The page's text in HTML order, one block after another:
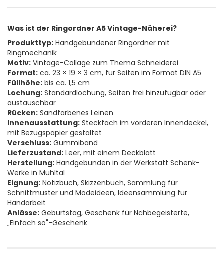
Was ist der Ringordner A5 Vintage-Näherei?
Produkttyp: Handgebundener Ringordner mit
Ringmechanik
Motiv: Vintage-Collage zum Thema Schneiderei
Format: ca. 23 × 19 × 3 cm, für Seiten im Format DIN A5
Füllhöhe: bis ca. 1,5 cm
Lochung: Standardlochung, Seiten frei hinzufügbar oder
austauschbar
Rücken: Sandfarbenes Leinen
Innenausstattung: Steckfach im vorderen Innendeckel,
mit Bezugspapier gestaltet
Verschluss: Gummiband
Lieferzustand: Leer, mit einem Deckblatt
Herstellung: Handgebunden in der Werkstatt Schenk-
Werke in Mühltal
Eignung: Notizbuch, Skizzenbuch, Sammlung für
Schnittmuster und Modeideen, Ideensammlung für
Handarbeit
Anlässe: Geburtstag, Geschenk für Nähbegeisterte,
„Einfach so"-Geschenk